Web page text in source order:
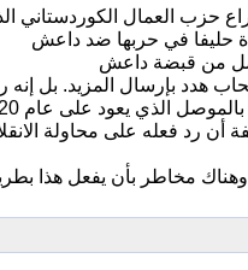
حزب العمال الكوردستاني
هدد بإرسال المزيد. بل
رد فعله على محاولة
مخاطر بأن يفعل هذا